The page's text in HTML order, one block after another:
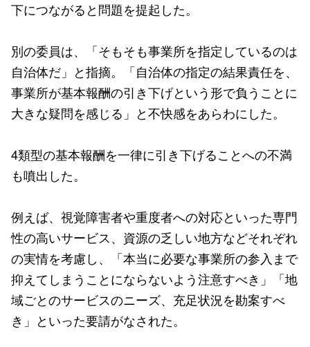
下につながると問題を提起した。
別の委員は、「そもそも事業所を指定しているのは
自治体だ」と指摘。「自治体の指定の結果責任を、
事業所が基本報酬の引き下げという形で負うことに
大きな疑問を感じる」と不快感をあらわにした。
4類型の基本報酬を一律に引き下げることへの不満
も噴出した。
例えば、視覚障害者や重度者への対応といった専門
性の高いサービス、資源の乏しい地方などそれぞれ
の実情を考慮し、「本当に必要な事業所の参入まで
抑えてしまうことにならないよう注意すべき」「地
域ごとのサービスのニーズ、充足状況を勘案すべ
き」といった要請がなされた。